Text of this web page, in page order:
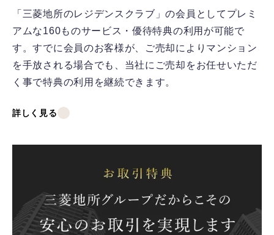
「三菱地所のレジデンスクラブ」の会員としてプレミ
アムな160ものサービス・優待特典の利用が可能で
す。すでに会員のお客様が、ご売却によりマンション
を手放される場合でも、当社にご売却をお任せいただ
く事で特典の利用を継続できます。
詳しく見る